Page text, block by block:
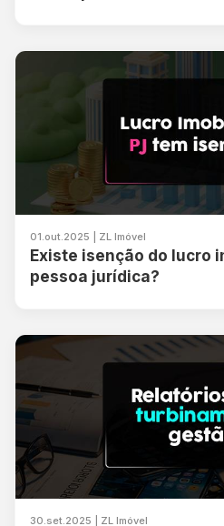
01.out.2025 | ZL Imóvel
Existe isenção do lucro
pessoa jurídica?
30.set.2025 | ZL Imóvel